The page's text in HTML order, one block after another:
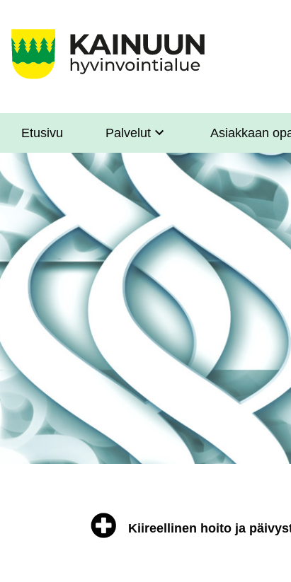
Sote
Menu
Asiakkaille
Etusivu Palvelut Asiakkaan
Kiireellinen hoito ja